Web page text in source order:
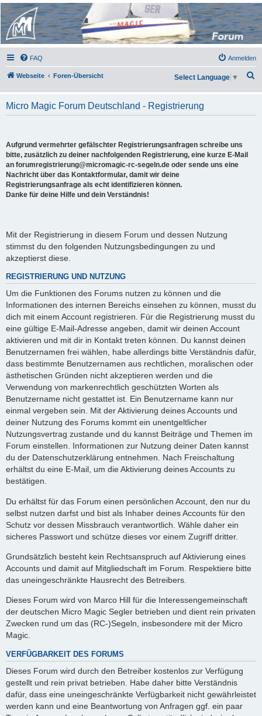
Micro Magic Forum
Deutschland
FAQ Anmelden
Webseite Foren-Übersicht
h
Select Language ▼
Micro Magic Forum Deutschland - Registrierung
Aufgrund vermehrter gefälschter Registrierungsanfragen schreibe uns
bitte, zusätzlich zu deiner nachfolgenden Registrierung, eine kurze E-Mail
an forumregistrierung@micromagic-rc-segeln.de oder sende uns eine
Nachricht über das Kontaktformular, damit wir deine
Registrierungsanfrage als echt identifizieren können.
Danke für deine Hilfe und dein Verständnis!
Mit der Registrierung in diesem Forum und dessen Nutzung
stimmst du den folgenden Nutzungsbedingungen zu und
akzeptierst diese.
REGISTRIERUNG UND NUTZUNG
Um die Funktionen des Forums nutzen zu können und die
Informationen des internen Bereichs einsehen zu können, musst du
dich mit einem Account registrieren. Für die Registrierung musst du
eine gültige E-Mail-Adresse angeben, damit wir deinen Account
aktivieren und mit dir in Kontakt treten können. Du kannst deinen
Benutzernamen frei wählen, habe allerdings bitte Verständnis dafür,
dass bestimmte Benutzernamen aus rechtlichen, moralischen oder
ästhetischen Gründen nicht akzeptieren werden und die
Verwendung von markenrechtlich geschützten Worten als
Benutzername nicht gestattet ist. Ein Benutzername kann nur
einmal vergeben sein. Mit der Aktivierung deines Accounts und
deiner Nutzung des Forums kommt ein unentgeltlicher
Nutzungsvertrag zustande und du kannst Beiträge und Themen im
Forum einstellen. Informationen zur Nutzung deiner Daten kannst
du der Datenschutzerklärung entnehmen. Nach Freischaltung
erhältst du eine E-Mail, um die Aktivierung deines Accounts zu
bestätigen.
Du erhältst für das Forum einen persönlichen Account, den nur du
selbst nutzen darfst und bist als Inhaber deines Accounts für den
Schutz vor dessen Missbrauch verantwortlich. Wähle daher ein
sicheres Passwort und schütze dieses vor einem Zugriff dritter.
Grundsätzlich besteht kein Rechtsanspruch auf Aktivierung eines
Accounts und damit auf Mitgliedschaft im Forum. Respektiere bitte
das uneingeschränkte Hausrecht des Betreibers.
Dieses Forum wird von Marco Hill für die Interessengemeinschaft
der deutschen Micro Magic Segler betrieben und dient rein privaten
Zwecken rund um das (RC-)Segeln, insbesondere mit der Micro
Magic.
VERFÜGBARKEIT DES FORUMS
Dieses Forum wird durch den Betreiber kostenlos zur Verfügung
gestellt und rein privat betrieben. Habe daher bitte Verständnis
dafür, dass eine uneingeschränkte Verfügbarkeit nicht gewährleistet
werden kann und eine Beantwortung von Anfragen ggf. ein paar